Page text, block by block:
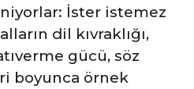
İster istemez
dil kıvraklığı,
gücü, söz
boyunca örnek